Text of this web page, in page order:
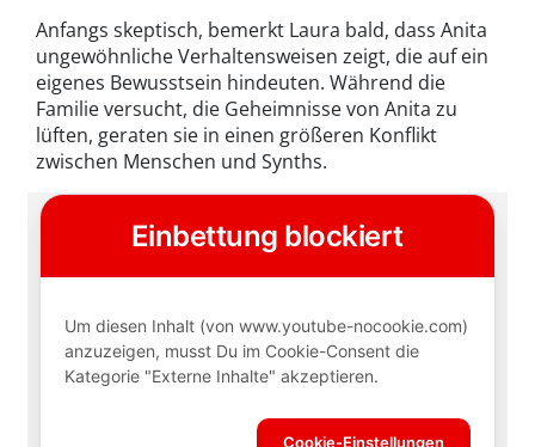
Anfangs skeptisch, bemerkt Laura bald, dass Anita
ungewöhnliche Verhaltensweisen zeigt, die auf ein
eigenes Bewusstsein hindeuten. Während die
Familie versucht, die Geheimnisse von Anita zu
lüften, geraten sie in einen größeren Konflikt
zwischen Menschen und Synths.